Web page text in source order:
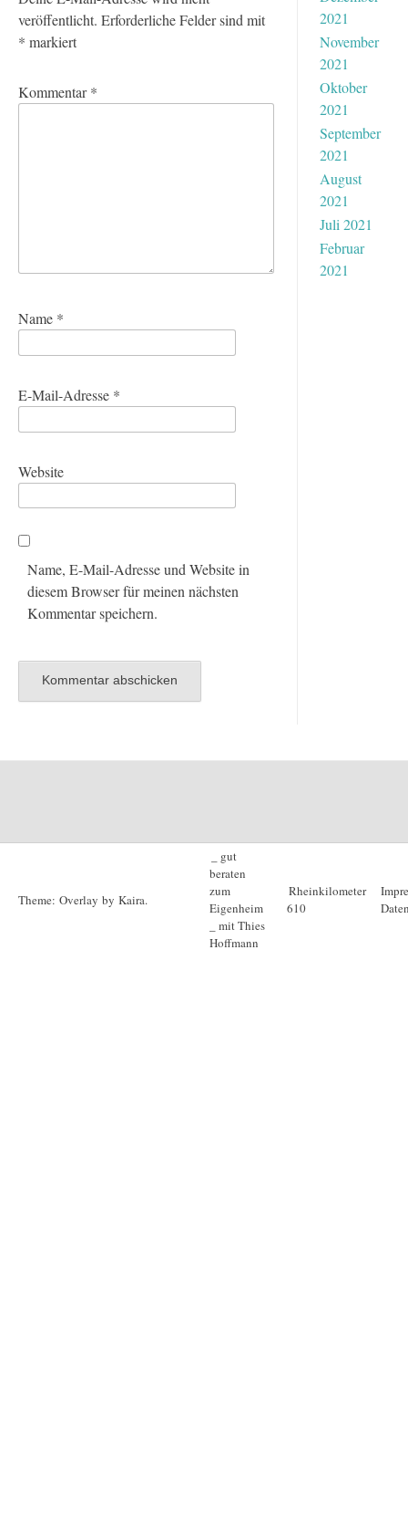
veröffentlicht. Erforderliche Felder sind mit
* markiert
Kommentar*
Name *
E-Mail-Adresse *
Website
Name, E-Mail-Adresse und Website in
diesem Browser für meinen nächsten
Kommentar speichern.
2021
November
2021
Oktober
2021
September
2021
August
2021
Juli 2021
Februar
2021
Theme: Overlay by Kaira.
_ gut
beraten
zum
Eigenheim
_ mit Thies
Hoffmann
Rheinkilometer
610